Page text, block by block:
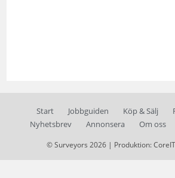
Start Jobbguiden Köp & Sälj
Nyhetsbrev
Annonsera Om oss
© Surveyors 2026 | Produktion: